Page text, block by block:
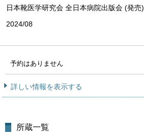
日本靴医学研究会 全日本病院出版会 (発売)
2024/08
予約はありません
詳しい情報を表示する
所蔵一覧